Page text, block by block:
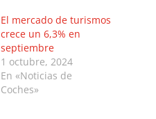
El mercado de turismos
crece un 6,3% en
septiembre
1 octubre, 2024
En «Noticias de
Coches»